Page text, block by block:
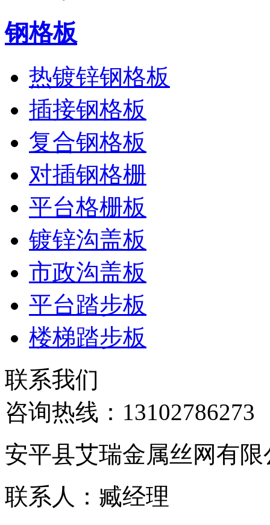
钢格板
热镀锌钢格板
插接钢格板
复合钢格板
对插钢格栅
平台格栅板
镀锌沟盖板
市政沟盖板
平台踏步板
楼梯踏步板
联系我们
咨询热线： 13102786273
安平县艾瑞金属丝网有限
联系人：臧经理